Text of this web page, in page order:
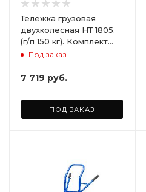
Тележка грузовая
двухколесная НТ 1805.
(г/п 150 кг). Комплект
лестничных колес Ø160
Под заказ
7 719 руб.
ПОД ЗАКАЗ